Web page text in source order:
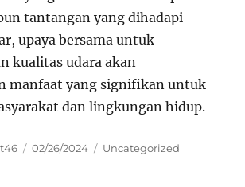
tantangan yang dihadapi
upaya bersama untuk
kualitas udara akan
manfaat yang signifikan untuk
dan lingkungan hidup.
Posted
02/26/2024 Categories
Uncategorized